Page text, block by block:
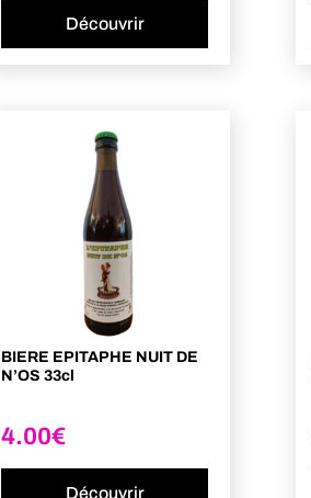
Découvrir
BIERE EPITAPHE NUIT DE
N’OS 33cl
4.00€
Découvrir